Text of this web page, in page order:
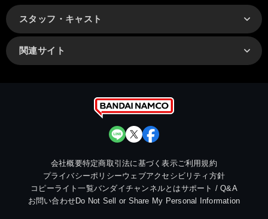
スタッフ・キャスト
関連サイト
会社概要特定商取引法に基づく表示ご利用規約
プライバシーポリシーウェブアクセシビリティ方針
コピーライト一覧バンダイチャンネルとはサポート / Q&A
お問い合わせDo Not Sell or Share My Personal Information